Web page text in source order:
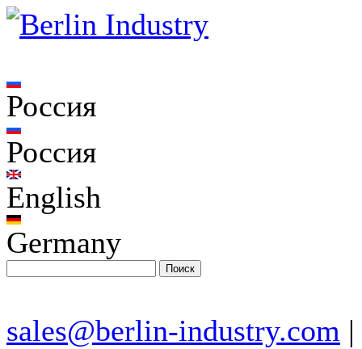
Россия
Россия
English
Germany
sales@berlin-industry.com |